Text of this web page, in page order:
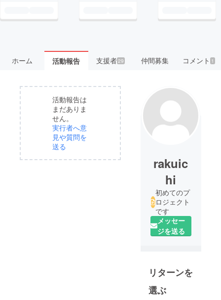
ホーム 活動報告 支援者29 仲間募集 コメント 1
活動報告は
まだありま
せん。
実行者へ意
見や質問を
送る
rakuic
hi
初めてのプ
ロジェクト
です
メッセー
ジを送る
リターンを
選ぶ